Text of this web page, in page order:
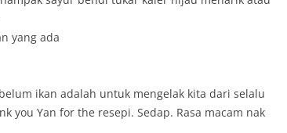
yang ada
ikan adalah untuk mengelak kita dari selalu
you Yan for the resepi. Sedap. Rasa macam nak